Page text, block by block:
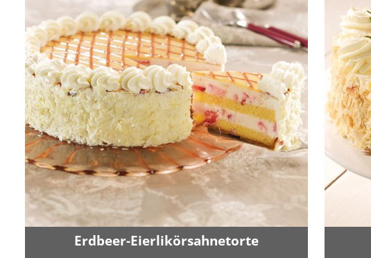
Erdbeer-Eierlikörsahnetorte